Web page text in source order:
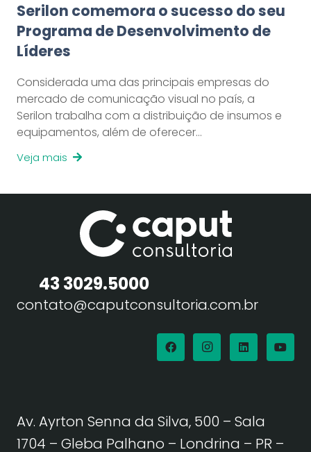
Serilon comemora o sucesso do seu
Programa de Desenvolvimento de
Líderes
Considerada uma das principais empresas do
mercado de comunicação visual no país, a
Serilon trabalha com a distribuição de insumos e
equipamentos, além de oferecer…
Veja mais
43 3029.5000
contato@caputconsultoria.com.br
Av. Ayrton Senna da Silva, 500 – Sala
1704 – Gleba Palhano – Londrina – PR –